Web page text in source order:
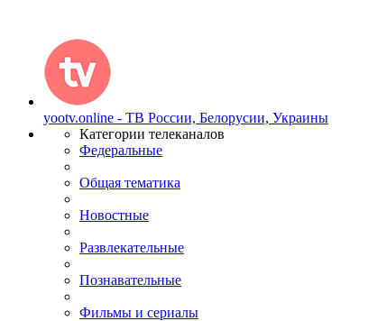
yootv.online - ТВ России, Белорусии, Украины
Категории телеканалов
Федеральные
Общая тематика
Новостные
Развлекательные
Познавательные
Фильмы и сериалы